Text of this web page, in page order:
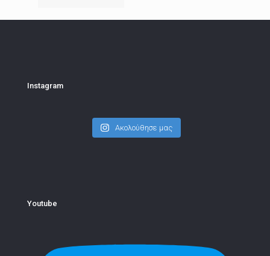
Instagram
Ακολούθησε μας
Youtube